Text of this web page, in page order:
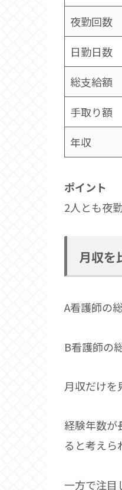
夜勤回数
日勤日数
総支給額
手取り額
年収
ポイント
2人とも夜
月収を
A看護師の
B看護師の
月収だけを
経験年数が
ると考えら
一方で注目